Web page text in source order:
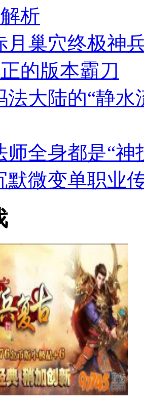
析
月巢穴终极神
的版本霸刀
法大陆的“静
师全身都是“神
默微变单职业